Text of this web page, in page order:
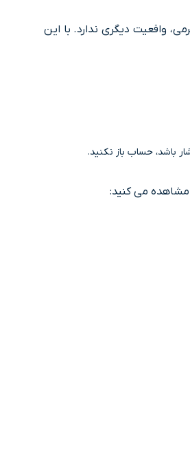
واقعیت دیگری ندارد. با این
باشد، حساب باز نکنید.
مشاهده می کنید: